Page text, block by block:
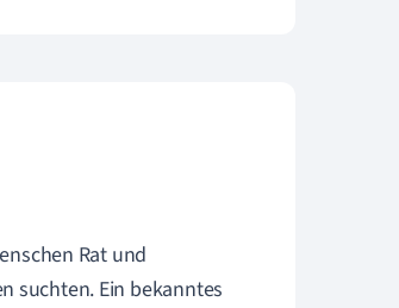
Rat und
suchten. Ein bekanntes